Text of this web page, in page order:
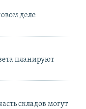
деле
планируют
складов могут